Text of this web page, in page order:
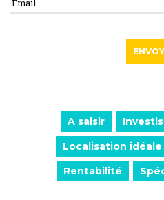
A saisir
Localisation idéale
Rentabilité